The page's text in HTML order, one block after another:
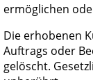
ermöglichen
Die erhobenen
Auftrags oder
gelöscht.